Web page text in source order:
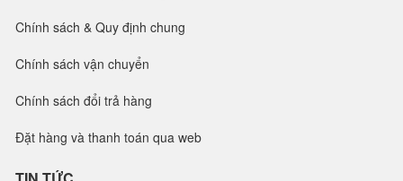
Chính sách & Quy định chung
Chính sách vận chuyển
Chính sách đổi trả hàng
Đặt hàng và thanh toán qua web